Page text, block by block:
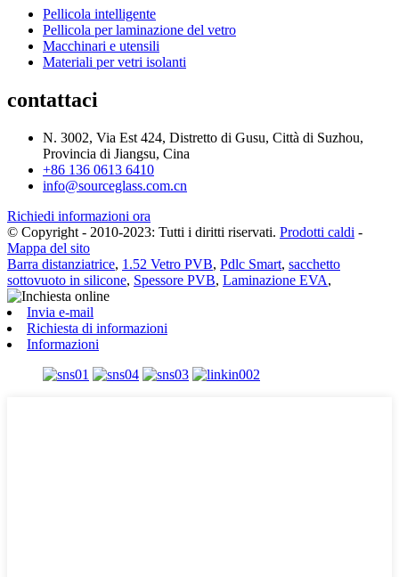
Pellicola intelligente
Pellicola per laminazione del vetro
Macchinari e utensili
Materiali per vetri isolanti
contattaci
N. 3002, Via Est 424, Distretto di Gusu, Città di Suzhou,
Provincia di Jiangsu, Cina
+86 136 0613 6410
info@sourceglass.com.cn
Richiedi informazioni ora
© Copyright - 2010-2023: Tutti i diritti riservati. Prodotti caldi -
Mappa del sito
Barra distanziatrice, 1.52 Vetro PVB, Pdlc Smart, sacchetto
sottovuoto in silicone, Spessore PVB, Laminazione EVA,
Invia e-mail
Richiesta di informazioni
Informazioni